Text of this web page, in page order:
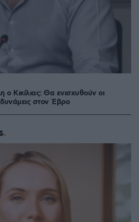
Κικίλιας: Θα ενισχυθούν οι
δυνάμεις στον Έβρο